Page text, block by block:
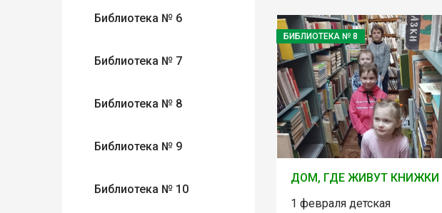
Библиотека № 6
Библиотека № 7
Библиотека № 8
Библиотека № 9
Библиотека № 10
БИБЛИОТЕКА № 8
ДОМ, ГДЕ ЖИВУТ КНИЖКИ
1 февраля детская